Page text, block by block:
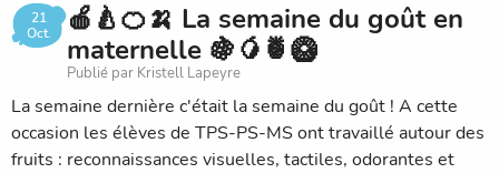
21
Oct.
🍎🍐🍊🍌 La semaine du goût en
maternelle 🍇🥭🍍🥝
Publié par Kristell Lapeyre
La semaine dernière c'était la semaine du goût ! A cette
occasion les élèves de TPS-PS-MS ont travaillé autour des
fruits : reconnaissances visuelles, tactiles, odorantes et